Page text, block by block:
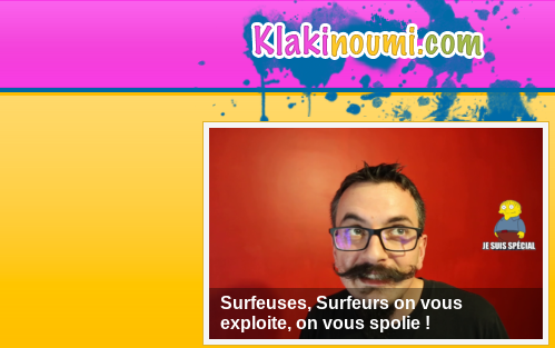
Surfeuses, Surfeurs on vous
exploite, on vous spolie !